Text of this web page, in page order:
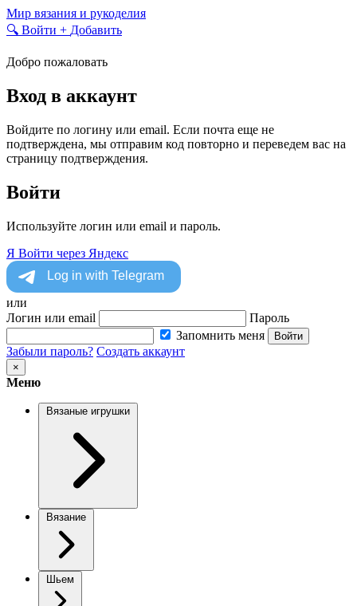
Skip
to
Мир вязания и рукоделия
🔍 Войти + Добавить
Добро пожаловать
Вход в аккаунт
Войдите по логину или email. Если почта еще не
подтверждена, мы отправим код повторно и переведем вас на
страницу подтверждения.
Войти
Используйте логин или email и пароль.
Я Войти через Яндекс
или
Логин или email
Пароль
Запомнить меня
Войти
Забыли пароль? Создать аккаунт
×
Меню
Вязаные игрушки
Вязание
Шьем